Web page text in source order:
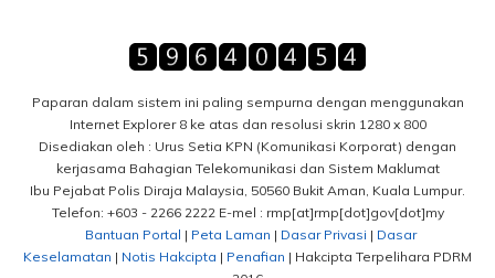
Paparan dalam sistem ini paling sempurna dengan menggunakan
Internet Explorer 8 ke atas dan resolusi skrin 1280 x 800
Disediakan oleh : Urus Setia KPN (Komunikasi Korporat) dengan
kerjasama Bahagian Telekomunikasi dan Sistem Maklumat
Ibu Pejabat Polis Diraja Malaysia, 50560 Bukit Aman, Kuala Lumpur.
Telefon: +603 - 2266 2222 E-mel : rmp[at]rmp[dot]gov[dot]my
Bantuan Portal | Peta Laman | Dasar Privasi | Dasar
Keselamatan | Notis Hakcipta | Penafian | Hakcipta Terpelihara PDRM